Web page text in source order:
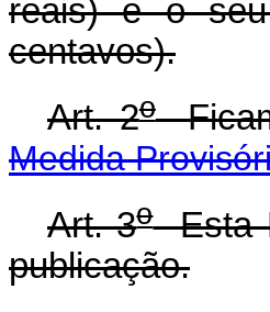
reais) e o
centavos).
Art. 2o
Medida
Art. 3oEsta
publicação.